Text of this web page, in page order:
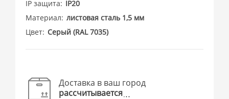
IP защита
IP20
Материал листовая сталь 1,5 мм
Цвет Cерый (RAL 7035)
Доставка в ваш город
рассчитывается